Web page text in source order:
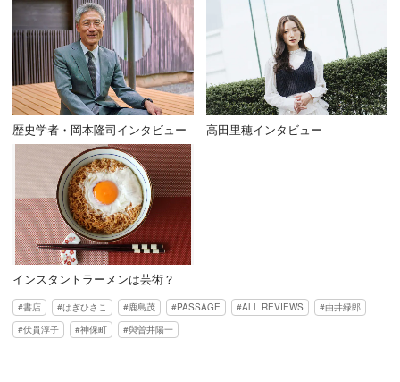
歴史学者・岡本隆司インタビュー 高田里穂インタビュー
インスタントラーメンは芸術？
書店 はぎひさこ 鹿島茂 PASSAGE ALL REVIEWS
由井緑郎
伏貫淳子
神保町 與曽井陽一